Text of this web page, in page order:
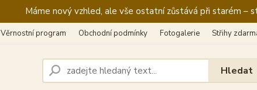
Máme nový vzhled, ale vše ostatní zůstává při starém –
Věrnostní program Obchodní podmínky Fotogalerie Střihy
Hledat